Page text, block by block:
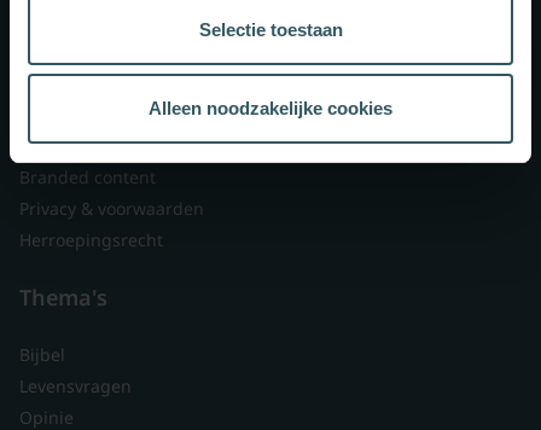
Selectie toestaan
Alleen noodzakelijke cookies
Nieuwsbrieven
Veelgestelde vragen
Contact
Branded content
Privacy & voorwaarden
Herroepingsrecht
Thema's
Bijbel
Levensvragen
Opinie